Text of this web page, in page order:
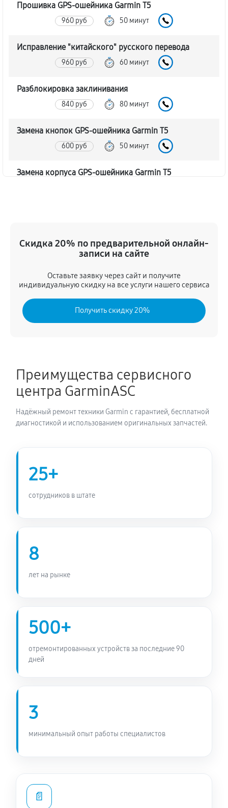
Прошивка GPS-ошейника Garmin T5
960 руб 50 минут
Исправление "китайского" русского перевода
960 руб 60 минут
Разблокировка заклинивания
840 руб 80 минут
Замена кнопок GPS-ошейника Garmin T5
600 руб 50 минут
Замена корпуса GPS-ошейника Garmin T5
Замена контроллер питания
60 минут
Восстановление после попадания влаги
900 руб 70 минут
Скидка 20% по предварительной онлайн-
записи на сайте
Оставьте заявку через сайт и получите
индивидуальную скидку на все услуги нашего сервиса
Получить скидку 20%
Преимущества сервисного
центра GarminASC
Надёжный ремонт техники Garmin с гарантией, бесплатной
диагностикой и использованием оригинальных запчастей.
25+
сотрудников в штате
8
лет на рынке
500+
отремонтированных устройств за последние 90
дней
3
минимальный опыт работы специалистов
📄